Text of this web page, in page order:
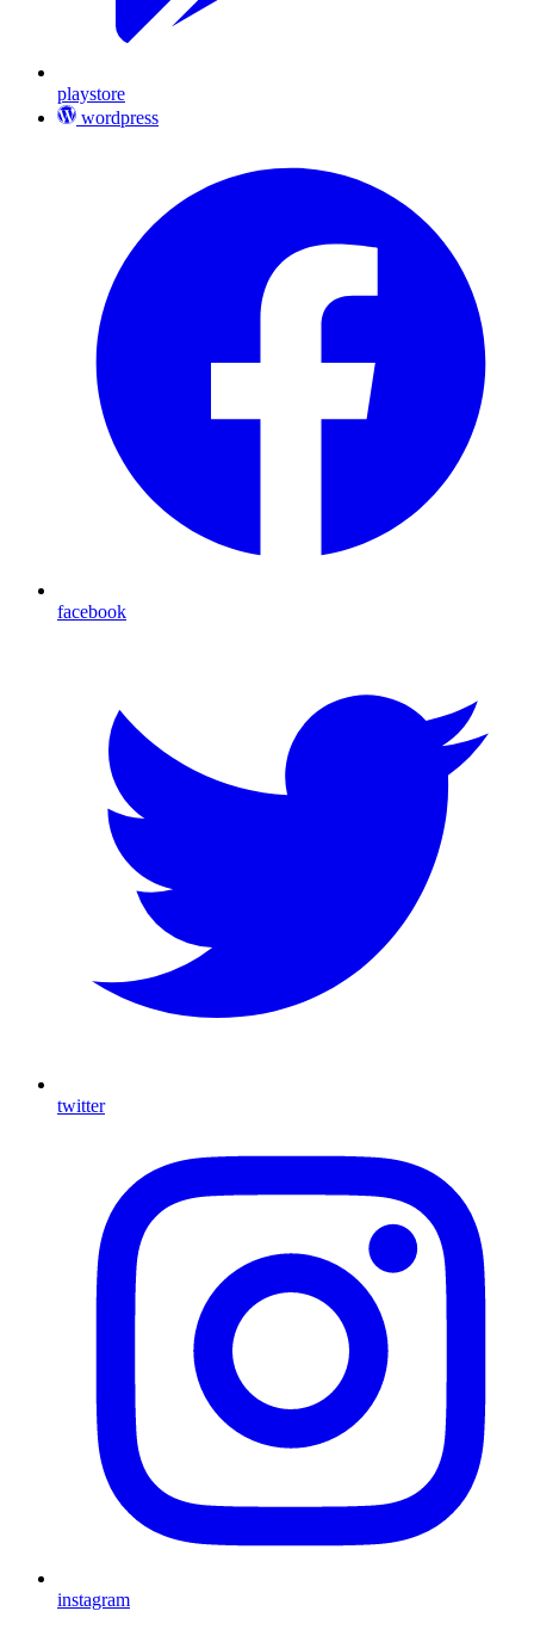
playstore
wordpress
facebook
twitter
instagram